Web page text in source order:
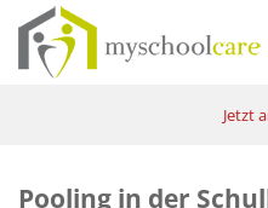
Zum
Inhalt
springen
Jetzt
Pooling in der